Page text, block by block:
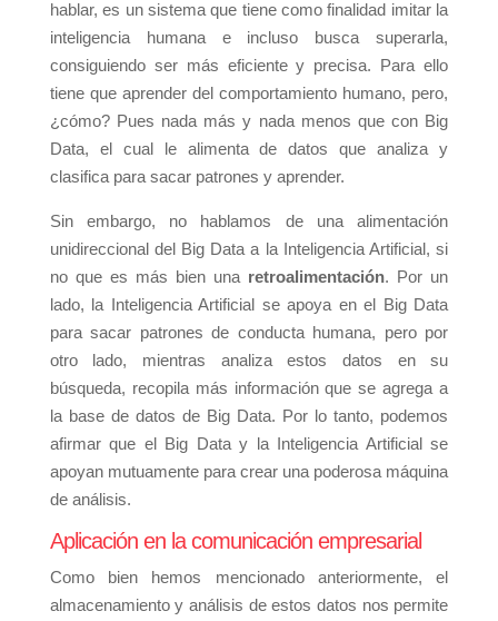
hablar, es un sistema que tiene como finalidad imitar la
inteligencia humana e incluso busca superarla,
consiguiendo ser más eficiente y precisa. Para ello
tiene que aprender del comportamiento humano, pero,
¿cómo? Pues nada más y nada menos que con Big
Data, el cual le alimenta de datos que analiza y
clasifica para sacar patrones y aprender.
Sin embargo, no hablamos de una alimentación
unidireccional del Big Data a la Inteligencia Artificial, si
no que es más bien una retroalimentación. Por un
lado, la Inteligencia Artificial se apoya en el Big Data
para sacar patrones de conducta humana, pero por
otro lado, mientras analiza estos datos en su
búsqueda, recopila más información que se agrega a
la base de datos de Big Data. Por lo tanto, podemos
afirmar que el Big Data y la Inteligencia Artificial se
apoyan mutuamente para crear una poderosa máquina
de análisis.
Aplicación en la comunicación empresarial
Como bien hemos mencionado anteriormente, el
almacenamiento y análisis de estos datos nos permite